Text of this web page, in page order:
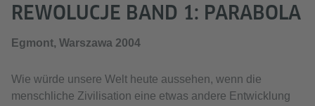
REWOLUCJE BAND 1: PARABOLA
Egmont, Warszawa 2004
Wie würde unsere Welt heute aussehen, wenn die
menschliche Zivilisation eine etwas andere Entwicklung